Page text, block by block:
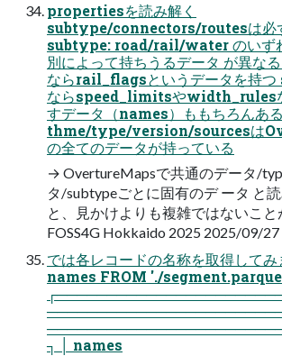
propertiesを読み解く
subtype/connectors/routesは必
subtype: road/rail/water のいず
別によって持ちうるデータ が異
ならrail_flagsというデータを持
ならspeed_limitsやwidth_rules
すデータ（names）ももちろんある
thme/type/version/sourcesは
の全てのデータが持っている
→ OvertureMapsで共通のデータ/
タ/subtypeごとに固有のデ ータ と
と、見かけよりも複雑ではないこと
FOSS4G Hokkaido 2025 2025/09/27
では各レコードの名称を取得して
names FROM './
┐ │ names